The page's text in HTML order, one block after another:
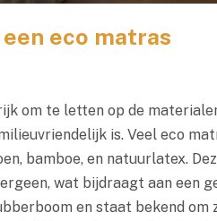
eco matras
om te letten op de
is. Veel eco
bamboe, en natuurlatex.
wat bijdraagt aan een
en staat bekend om